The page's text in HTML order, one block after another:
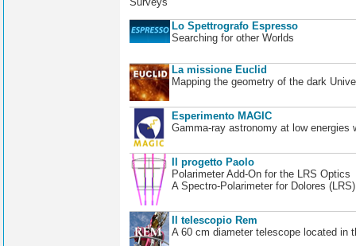
Lo Spettrografo Espresso
Searching for other Worlds
La missione Euclid
Mapping the geometry of the dark
Esperimento MAGIC
Gamma-ray astronomy at low energies
Il progetto Paolo
Polarimeter Add-On for the LRS Optics
A Spectro-Polarimeter for Dolores
Il telescopio Rem
A 60 cm diameter telescope located in